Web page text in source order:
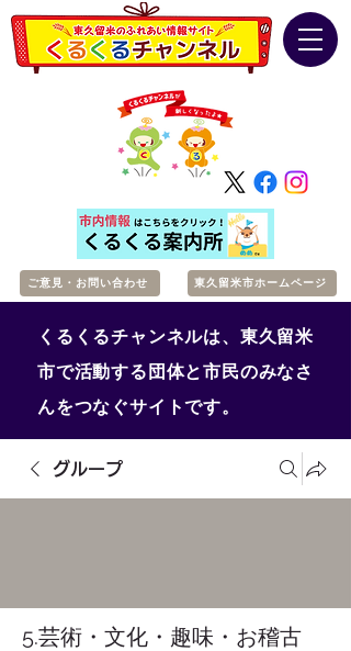
ご意見・お問い合わせ 東久留米市ホームページ
くるくるチャンネルは、東久留米
市で活動する団体と市民のみなさ
んをつなぐサイトです。
グループ
5.芸術・文化・趣味・お稽古